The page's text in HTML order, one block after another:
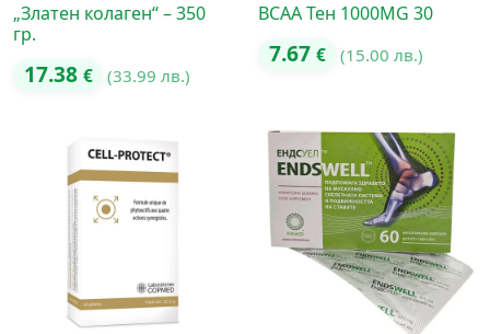
„Златен колаген“ – 350
гр.
17.38 € (33.99 лв.)
BCAA Тен 1000MG 30
7.67 € (15.00 лв.)